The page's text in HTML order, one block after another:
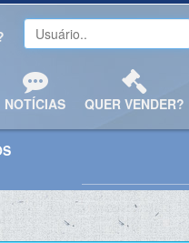
NOTÍCIAS QUER VENDER?